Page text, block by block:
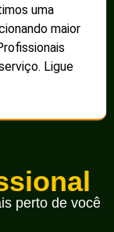
uma
maior
Ligue
perto de você